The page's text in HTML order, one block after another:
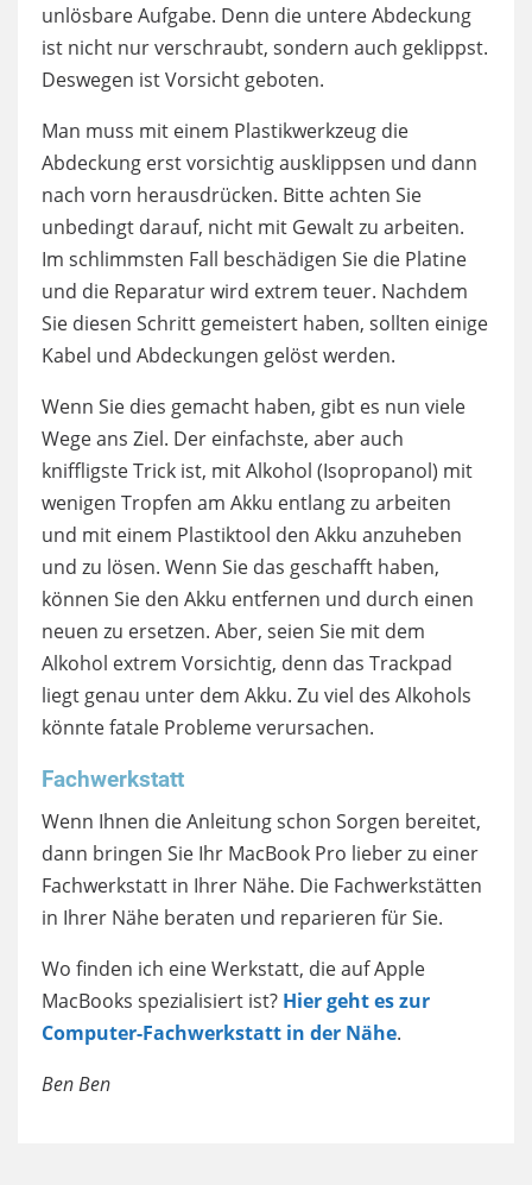
unlösbare Aufgabe. Denn die untere Abdeckung
ist nicht nur verschraubt, sondern auch geklippst.
Deswegen ist Vorsicht geboten.
Man muss mit einem Plastikwerkzeug die
Abdeckung erst vorsichtig ausklippsen und dann
nach vorn herausdrücken. Bitte achten Sie
unbedingt darauf, nicht mit Gewalt zu arbeiten.
Im schlimmsten Fall beschädigen Sie die Platine
und die Reparatur wird extrem teuer. Nachdem
Sie diesen Schritt gemeistert haben, sollten einige
Kabel und Abdeckungen gelöst werden.
Wenn Sie dies gemacht haben, gibt es nun viele
Wege ans Ziel. Der einfachste, aber auch
kniffligste Trick ist, mit Alkohol (Isopropanol) mit
wenigen Tropfen am Akku entlang zu arbeiten
und mit einem Plastiktool den Akku anzuheben
und zu lösen. Wenn Sie das geschafft haben,
können Sie den Akku entfernen und durch einen
neuen zu ersetzen. Aber, seien Sie mit dem
Alkohol extrem Vorsichtig, denn das Trackpad
liegt genau unter dem Akku. Zu viel des Alkohols
könnte fatale Probleme verursachen.
Fachwerkstatt
Wenn Ihnen die Anleitung schon Sorgen bereitet,
dann bringen Sie Ihr MacBook Pro lieber zu einer
Fachwerkstatt in Ihrer Nähe. Die Fachwerkstätten
in Ihrer Nähe beraten und reparieren für Sie.
Wo finden ich eine Werkstatt, die auf Apple
MacBooks spezialisiert ist? Hier geht es zur
Computer-Fachwerkstatt in der Nähe.
Ben Ben